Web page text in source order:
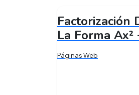
Factorización
La Forma Ax²
Páginas Web